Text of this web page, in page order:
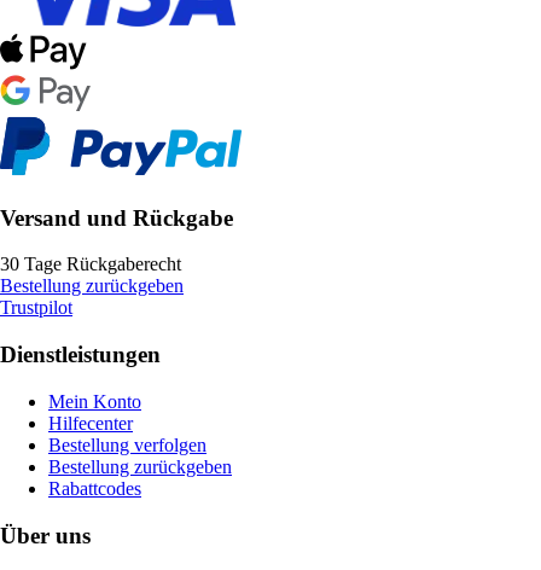
Versand und Rückgabe
30 Tage Rückgaberecht
Bestellung zurückgeben
Trustpilot
Dienstleistungen
Mein Konto
Hilfecenter
Bestellung verfolgen
Bestellung zurückgeben
Rabattcodes
Über uns